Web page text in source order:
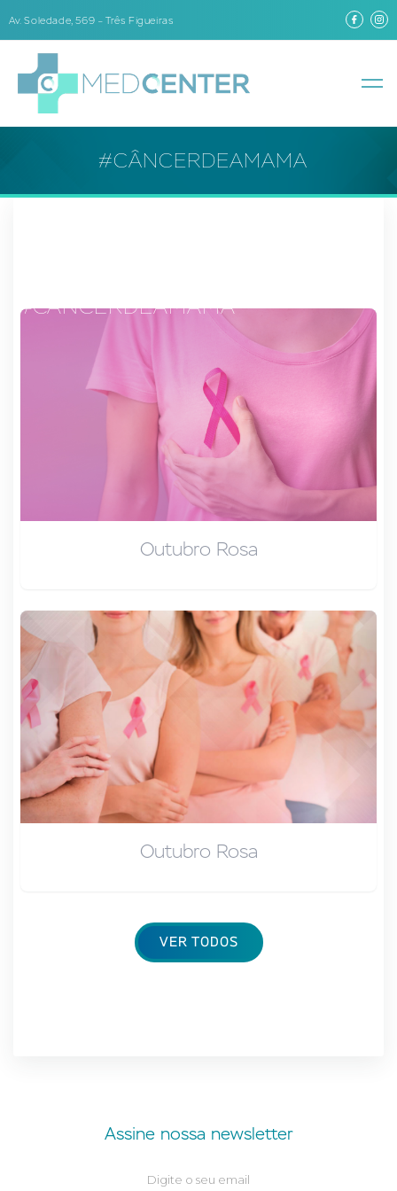
Av. Soledade, 569 – Três Figueiras
#CÂNCERDEAMAMA
#CÂNCERDEAMAMA
Outubro Rosa
Outubro Rosa
VER TODOS
Assine nossa newsletter